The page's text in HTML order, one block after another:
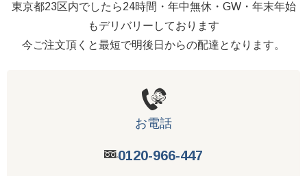
東京都23区内でしたら24時間・年中無休・GW・年末年始
もデリバリーしております
今ご注文頂くと最短で明後日からの配達となります。
お電話
0120-966-447